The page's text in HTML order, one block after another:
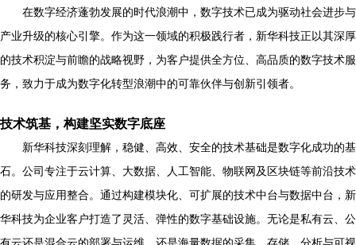
在数字经济蓬勃发展的时代浪潮中，数字技术已成为驱动社会进步与
产业升级的核心引擎。作为这一领域的积极践行者，新华科技正以其深厚
的技术积淀与前瞻的战略视野，为客户提供全方位、高品质的数字技术服
务，致力于成为数字化转型浪潮中的可靠伙伴与创新引领者。
技术筑基，构建坚实数字底座
新华科技深刻理解，稳健、高效、安全的技术基础是数字化成功的基
石。公司专注于云计算、大数据、人工智能、物联网及区块链等前沿技术
的研发与应用整合。通过构建模块化、可扩展的技术中台与数据中台，新
华科技为企业客户打造了灵活、弹性的数字基础设施。无论是私有云、公